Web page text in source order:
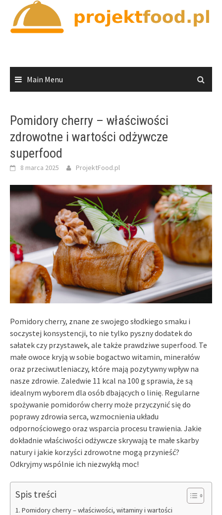
content
Main Menu
Pomidory cherry – właściwości
zdrowotne i wartości odżywcze
superfood
8 marca 2025 ProjektFood.pl
Pomidory cherry, znane ze swojego słodkiego smaku i
soczystej konsystencji, to nie tylko pyszny dodatek do
sałatek czy przystawek, ale także prawdziwe superfood. Te
małe owoce kryją w sobie bogactwo witamin, minerałów
oraz przeciwutleniaczy, które mają pozytywny wpływ na
nasze zdrowie. Zaledwie 11 kcal na 100 g sprawia, że są
idealnym wyborem dla osób dbających o linię. Regularne
spożywanie pomidorów cherry może przyczynić się do
poprawy zdrowia serca, wzmocnienia układu
odpornościowego oraz wsparcia procesu trawienia. Jakie
dokładnie właściwości odżywcze skrywają te małe skarby
natury i jakie korzyści zdrowotne mogą przynieść?
Odkryjmy wspólnie ich niezwykłą moc!
Spis treści
Pomidory cherry – właściwości, witaminy i wartości